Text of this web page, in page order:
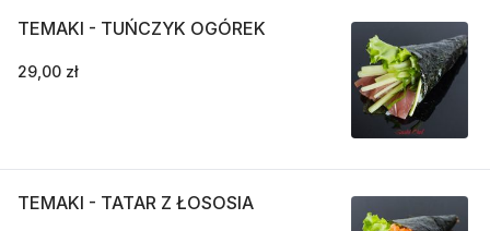
TEMAKI - TUŃCZYK OGÓREK
29,00 zł
TEMAKI - TATAR Z ŁOSOSIA